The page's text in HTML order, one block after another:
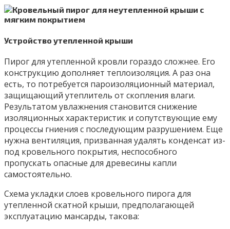
Устройство утепленной крыши
Пирог для утепленной кровли гораздо сложнее. Его
конструкцию дополняет теплоизоляция. А раз она
есть, то потребуется пароизоляционный материал,
защищающий утеплитель от скопления влаги.
Результатом увлажнения становится снижение
изоляционных характеристик и сопутствующие ему
процессы гниения с последующим разрушением. Еще
нужна вентиляция, призванная удалять конденсат из-
под кровельного покрытия, неспособного
пропускать опасные для древесины капли
самостоятельно.
Схема укладки слоев кровельного пирога для
утепленной скатной крыши, предполагающей
эксплуатацию мансарды, такова: